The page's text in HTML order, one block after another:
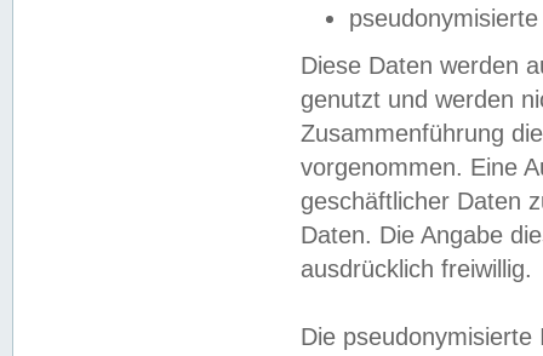
Diese Daten werden
genutzt und werden
Zusammenführung
vorgenommen. Eine
geschäftlicher Daten
Daten. Die Angabe
ausdrücklich freiwillig.
Die